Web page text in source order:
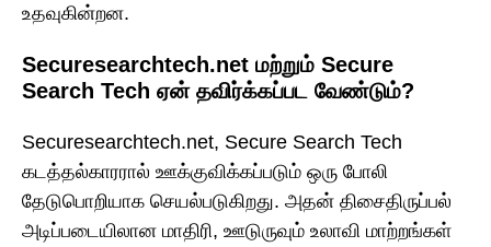
உதவுகின்றன.
Securesearchtech.net மற்றும் Secure
Search Tech ஏன் தவிர்க்கப்பட வேண்டும்?
Securesearchtech.net, Secure Search Tech
கடத்தல்காரரால் ஊக்குவிக்கப்படும் ஒரு போலி
தேடுபொறியாக செயல்படுகிறது. அதன் திசைதிருப்பல்
அடிப்படையிலான மாதிரி, ஊடுருவும் உலாவி மாற்றங்கள்